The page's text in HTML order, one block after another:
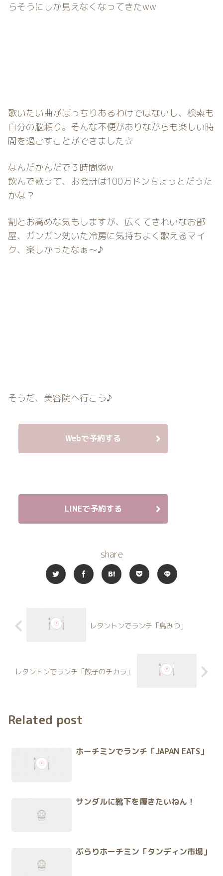
らそうにしか見えなくなってきたww
歌いたい曲がばっちりあるわけではないし、検索も
自分の脳頼り。そんな不便がありながらも楽しい時
間を過ごすことができました☆
なんだかんだで３時間弱w
飲んで歌って、お会計は100万ドンちょっとだった
かな？
割とお高めな気もしますが、広くてきれいなお部
屋、ガンガン効いた冷房に気持ちよく歌えるマイ
ク、楽しかったなぁ〜♪
そうだ、美容院へ行こう♪
Webで予約する
LINEで予約する
share
レタントンでランチ「鳥みつ」
レタントンでランチ「餃子のチカラ」
Related post
ホーチミンでランチ「JAPAN EATS」
サンダルに靴下を履きたいねん！
ぶらりホーチミン「タンディン市場」